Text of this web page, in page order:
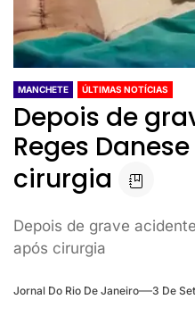
MANCHETE ÚLTIMAS NOTÍCIAS
Depois de
Reges
cirurgia
Depois de grave
após cirurgia
Jornal Do Rio De Janeiro 3 De